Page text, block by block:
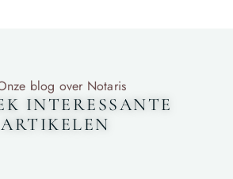
blog over Notaris
INTERESSANTE
ARTIKELEN